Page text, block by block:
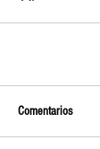
Comentarios